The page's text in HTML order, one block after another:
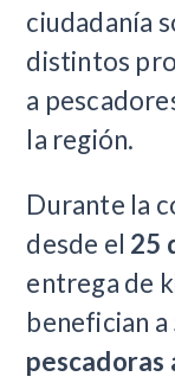
ciudadanía
distintos
a
la región.
Durante la
desde el 25
entrega de
benefician a
pescadoras